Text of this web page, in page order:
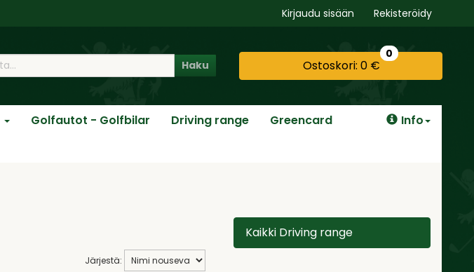
Kirjaudu sisään Rekisteröidy
Haku Ostoskori: 0 €
0
Golfautot - Golfbilar Driving range
Greencard
Info
Kaikki Driving range
Järjestä: